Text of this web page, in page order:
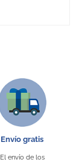
Envío gratis
El envío de los